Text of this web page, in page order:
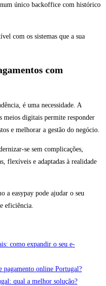
num único backoffice com histórico
com os sistemas que a sua
com
é uma necessidade. A
meios digitais permite responder
e melhorar a gestão do negócio.
se sem complicações,
flexíveis e adaptadas à realidade
a easypay pode ajudar o seu
eficiência.
como expandir o seu e-
pagamento online Portugal?
qual a melhor solução?